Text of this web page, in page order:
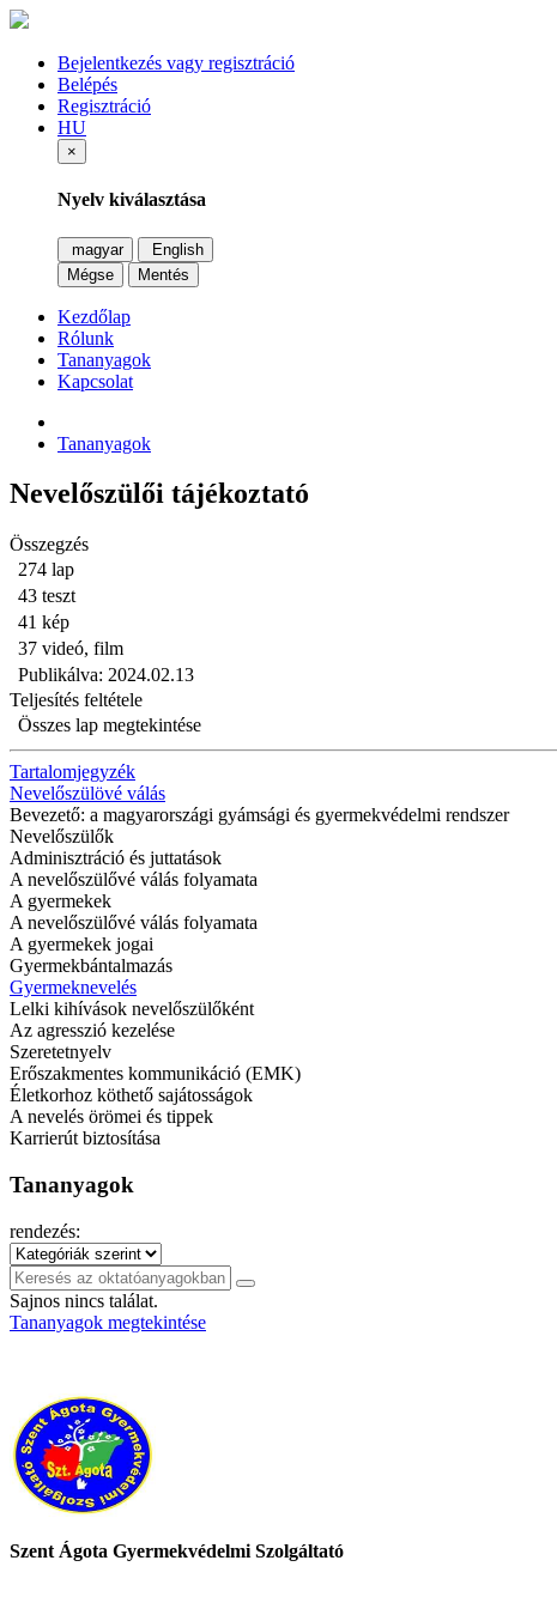
Bejelentkezés vagy regisztráció
Belépés
Regisztráció
HU
×
Nyelv kiválasztása
magyar
English
Mégse
Mentés
Kezdőlap
Rólunk
Tananyagok
Kapcsolat
Tananyagok
Nevelőszülői tájékoztató
Összegzés
274 lap
43 teszt
41 kép
37 videó, film
Publikálva: 2024.02.13
Teljesítés feltétele
Összes lap megtekintése
Tartalomjegyzék
Nevelőszülövé válás
Bevezető: a magyarországi gyámsági és gyermekvédelmi rendszer
Nevelőszülők
Adminisztráció és juttatások
A nevelőszülővé válás folyamata
A gyermekek
A nevelőszülővé válás folyamata
A gyermekek jogai
Gyermekbántalmazás
Gyermeknevelés
Lelki kihívások nevelőszülőként
Az agresszió kezelése
Szeretetnyelv
Erőszakmentes kommunikáció (EMK)
Életkorhoz köthető sajátosságok
A nevelés örömei és tippek
Karrierút biztosítása
Tananyagok
rendezés:
Sajnos nincs találat.
Tananyagok megtekintése
Szent Ágota Gyermekvédelmi Szolgáltató